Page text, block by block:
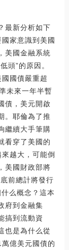
最新分析如下
家意識到美國
美國金融系統
頭”的原因。
國債嚴重超
未來一年半暫
債，美元開啟
。耶倫為了推
繼續大手筆購
看穿了美國的
越大，可能倒
美國財政部將
前總計將發行
么概念？這本
府到金融集
搞到流動資
也是為什么從
億美元國債的